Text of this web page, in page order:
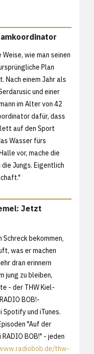
wie man seinen
Plan
Nach einem Jahr als
und einer
im Alter von 42
dafür, dass
auf den Sport
Wasser fürs
vor, mache die
die Jungs. Eigentlich
Jetzt
Schreck bekommen,
was er machen
dran erinnern
jung zu bleiben,
- der THW Kiel-
BOB!-
Spotify und iTunes.
"Auf der
BOB!" - jeden
thw-